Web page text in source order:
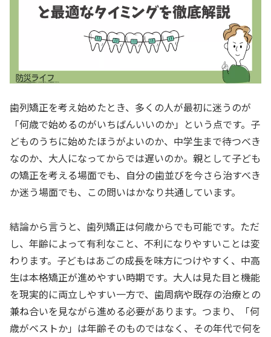
歯列矯正を考え始めたとき、多くの人が最初に迷うのが
「何歳で始めるのがいちばんいいのか」という点です。子
どものうちに始めたほうがよいのか、中学生まで待つべき
なのか、大人になってからでは遅いのか。親として子ども
の矯正を考える場面でも、自分の歯並びを今さら治すべき
か迷う場面でも、この問いはかなり共通しています。
結論から言うと、歯列矯正は何歳からでも可能です。ただ
し、年齢によって有利なこと、不利になりやすいことは変
わります。子どもはあごの成長を味方につけやすく、中高
生は本格矯正が進めやすい時期です。大人は見た目と機能
を現実的に両立しやすい一方で、歯周病や既存の治療との
兼ね合いを見ながら進める必要があります。つまり、「何
歳がベストか」は年齢そのものではなく、その年代で何を